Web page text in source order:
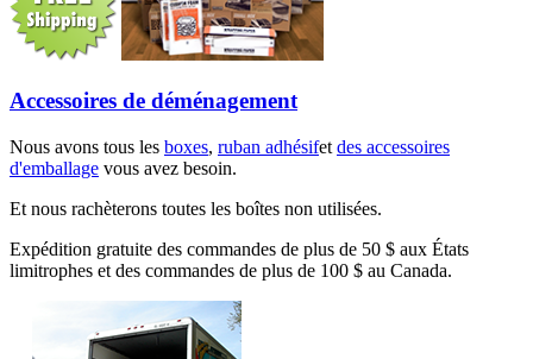
Accessoires de déménagement
Nous avons tous les boxes, ruban adhésifet des accessoires
d'emballage vous avez besoin.
Et nous rachèterons toutes les boîtes non utilisées.
Expédition gratuite des commandes de plus de 50 $ aux États
limitrophes et des commandes de plus de 100 $ au Canada.